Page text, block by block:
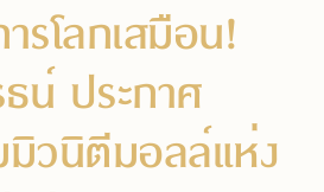
รโลกเสมือน!
น์ ประกาศ
วนิตีมอลล์แห่ง